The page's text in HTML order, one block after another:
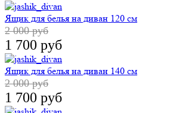
Ящик для белья на диван 140 см
2 000 руб
1 700 руб
Ящик для
Ящик для белья на диван 180 см
2 300 руб
2 000 руб
Подушки